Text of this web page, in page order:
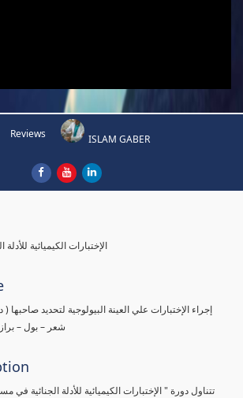
Reviews ISLAM GABER
الإختبارات الكيميائية
شعر – بول –
تتناول دورة " الإختبارات الكيميائية للأدلة الجنائية